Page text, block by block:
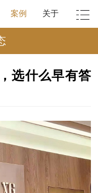
案例 关于
选什么早有答